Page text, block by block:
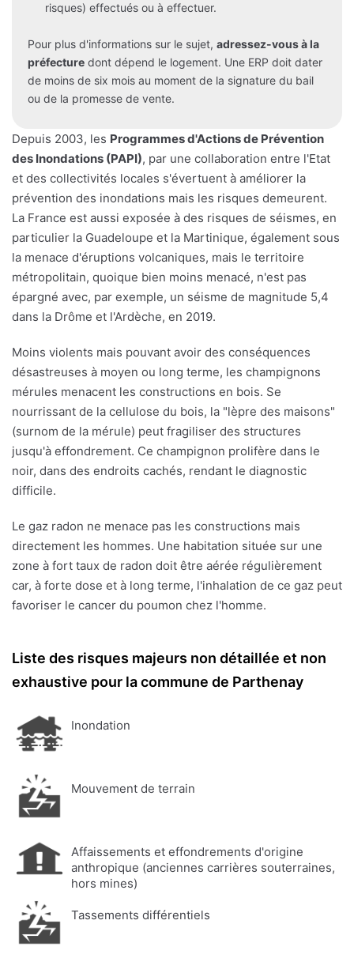
risques) effectués ou à effectuer.
Pour plus d'informations sur le sujet, adressez-vous à la
préfecture dont dépend le logement. Une ERP doit dater
de moins de six mois au moment de la signature du bail
ou de la promesse de vente.
Depuis 2003, les Programmes d'Actions de Prévention
des Inondations (PAPI), par une collaboration entre l'Etat
et des collectivités locales s'évertuent à améliorer la
prévention des inondations mais les risques demeurent.
La France est aussi exposée à des risques de séismes, en
particulier la Guadeloupe et la Martinique, également sous
la menace d'éruptions volcaniques, mais le territoire
métropolitain, quoique bien moins menacé, n'est pas
épargné avec, par exemple, un séisme de magnitude 5,4
dans la Drôme et l'Ardèche, en 2019.
Moins violents mais pouvant avoir des conséquences
désastreuses à moyen ou long terme, les champignons
mérules menacent les constructions en bois. Se
nourrissant de la cellulose du bois, la "lèpre des maisons"
(surnom de la mérule) peut fragiliser des structures
jusqu'à effondrement. Ce champignon prolifère dans le
noir, dans des endroits cachés, rendant le diagnostic
difficile.
Le gaz radon ne menace pas les constructions mais
directement les hommes. Une habitation située sur une
zone à fort taux de radon doit être aérée régulièrement
car, à forte dose et à long terme, l'inhalation de ce gaz peut
favoriser le cancer du poumon chez l'homme.
Liste des risques majeurs non détaillée et non
exhaustive pour la commune de Parthenay
Inondation
Mouvement de terrain
Affaissements et effondrements d'origine
anthropique (anciennes carrières souterraines,
hors mines)
Tassements différentiels